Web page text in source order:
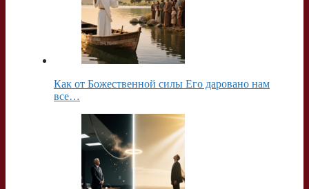
Как от Божественной силы Его даровано нам
все…